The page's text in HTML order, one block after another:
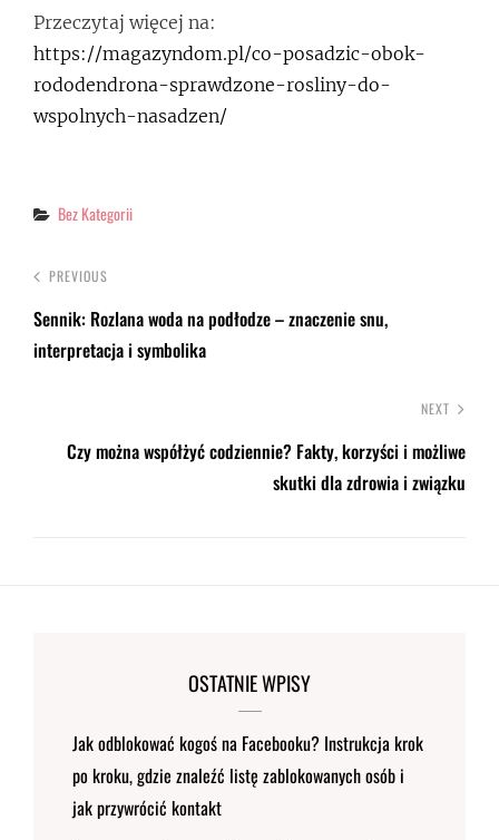
Przeczytaj więcej na:
https://magazyndom.pl/co-posadzic-obok-
rododendrona-sprawdzone-rosliny-do-
wspolnych-nasadzen/
Categories
Bez Kategorii
PREVIOUS
Sennik: Rozlana woda na podłodze – znaczenie snu,
interpretacja i symbolika
NEXT
Czy można współżyć codziennie? Fakty, korzyści i możliwe
skutki dla zdrowia i związku
OSTATNIE WPISY
Jak odblokować kogoś na Facebooku? Instrukcja krok
po kroku, gdzie znaleźć listę zablokowanych osób i
jak przywrócić kontakt